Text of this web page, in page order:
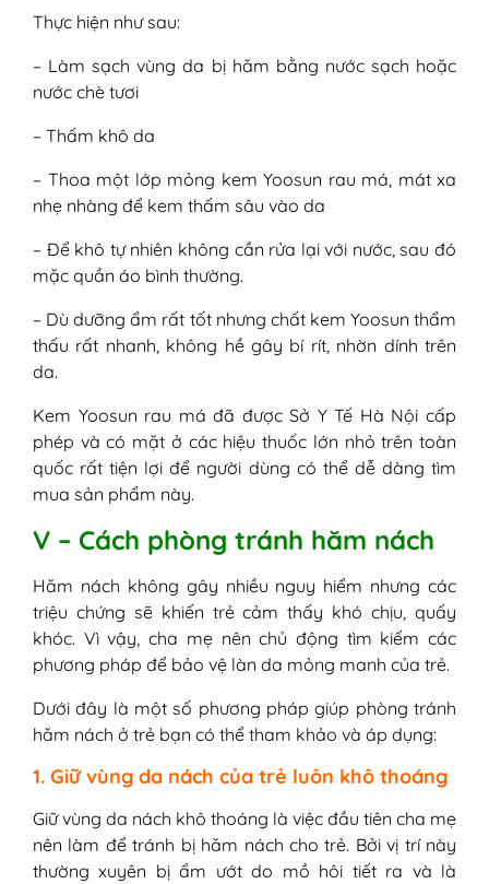
Thực hiện như sau:
– Làm sạch vùng da bị hăm bằng nước sạch hoặc
nước chè tươi
– Thấm khô da
– Thoa một lớp mỏng kem Yoosun rau má, mát xa
nhẹ nhàng để kem thấm sâu vào da
– Để khô tự nhiên không cần rửa lại với nước, sau đó
mặc quần áo bình thường.
– Dù dưỡng ẩm rất tốt nhưng chất kem Yoosun thẩm
thấu rất nhanh, không hề gây bí rít, nhờn dính trên
da.
Kem Yoosun rau má đã được Sở Y Tế Hà Nội cấp
phép và có mặt ở các hiệu thuốc lớn nhỏ trên toàn
quốc rất tiện lợi để người dùng có thể dễ dàng tìm
mua sản phẩm này.
V – Cách phòng tránh hăm nách
Hăm nách không gây nhiều nguy hiểm nhưng các
triệu chứng sẽ khiến trẻ cảm thấy khó chịu, quấy
khóc. Vì vậy, cha mẹ nên chủ động tìm kiếm các
phương pháp để bảo vệ làn da mỏng manh của trẻ.
Dưới đây là một số phương pháp giúp phòng tránh
hăm nách ở trẻ bạn có thể tham khảo và áp dụng:
1. Giữ vùng da nách của trẻ luôn khô thoáng
Giữ vùng da nách khô thoáng là việc đầu tiên cha mẹ
nên làm để tránh bị hăm nách cho trẻ. Bởi vị trí này
thường xuyên bị ẩm ướt do mồ hôi tiết ra và là